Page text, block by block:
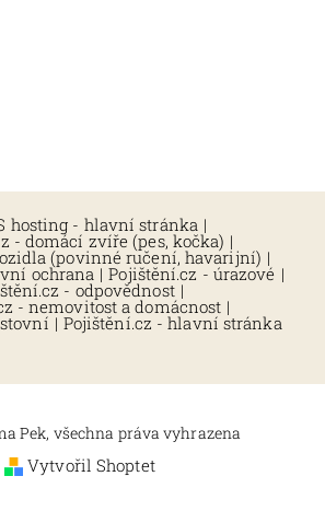
hosting - hlavní stránka |
- domácí zvíře (pes, kočka) |
(povinné ručení, havarijní) |
ochrana | Pojištění.cz - úrazové |
- odpovědnost |
- nemovitost a domácnost |
| Pojištění.cz - hlavní stránka
Pek, všechna práva vyhrazena
Vytvořil Shoptet